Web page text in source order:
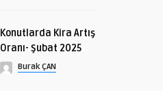
Konutlarda Kira Artış
Oranı- Şubat 2025
Burak ÇAN